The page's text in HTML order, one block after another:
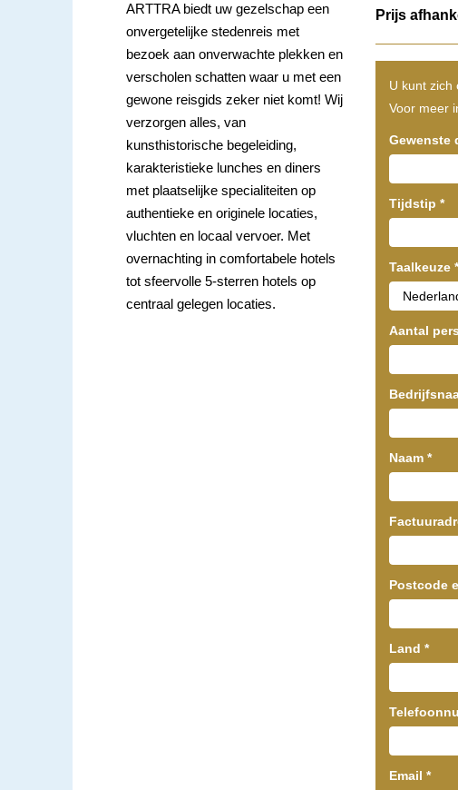
ARTTRA biedt uw gezelschap een
onvergetelijke stedenreis met
bezoek aan onverwachte plekken en
verscholen schatten waar u met een
gewone reisgids zeker niet komt! Wij
verzorgen alles, van
kunsthistorische begeleiding,
karakteristieke lunches en diners
met plaatselijke specialiteiten op
authentieke en originele locaties,
vluchten en locaal vervoer. Met
overnachting in comfortabele hotels
tot sfeervolle 5-sterren hotels op
centraal gelegen locaties.
Prijs
U kunt zich
Voor meer
Gewenste
Tijdstip *
Taalkeuze *
Aantal
Naam *
Postcode
Land *
Email *